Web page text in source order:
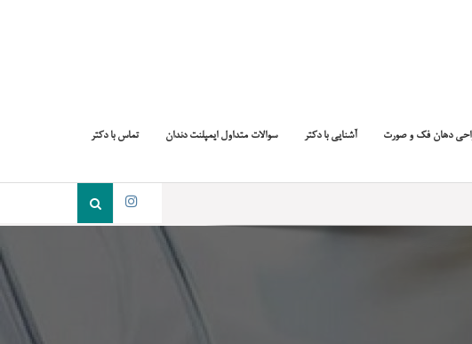
جراحی دهان فک و صورت آشنایی با دکتر سوالات متداول ایمپلنت دندان تماس با دکتر